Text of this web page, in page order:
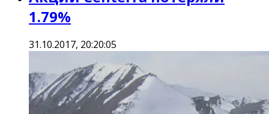
1.79%
31.10.2017, 20:20:05